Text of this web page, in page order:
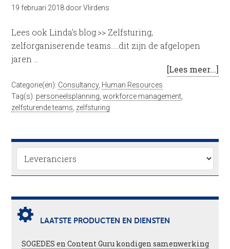
19 februari 2018 doorVlirdens
Lees ook Linda's blog.>> Zelfsturing,
zelforganiserende teams…..dit zijn de afgelopen
jaren …
[Lees meer...]
Categorie(ën): Consultancy, Human Resources
Tag(s): personeelsplanning ,workforce management
zelfsturende teams zelfsturing
LAATSTE PRODUCTEN EN DIENSTEN
SOGEDES en Content Guru kondigen samenwerking